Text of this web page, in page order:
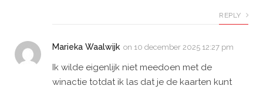
REPLY
Marieka Waalwijk on 10 december 2025 12:27 pm
Ik wilde eigenlijk niet meedoen met de
winactie totdat ik las dat je de kaarten kunt